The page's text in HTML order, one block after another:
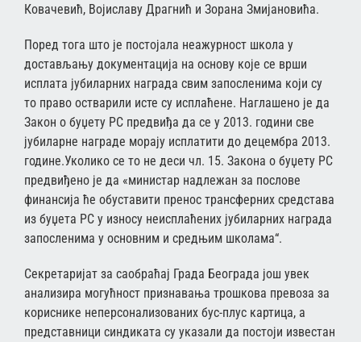
Ковачевић, Војиславу Драгнић и Зорана Змијановића.
Поред тога што је постојала неажурност школа у
достављању документација на основу које се врши
исплата јубиларних награда свим запосленима који су
то право остварили исте су исплаћене. Наглашено је да
Закон о буџету РС предвиђа да се у 2013. години све
јубиларне награде морају исплатити до децембра 2013.
године.Уколико се то не деси чл. 15. Закона о буџету РС
предвиђено је да «министар надлежан за послове
финансија ће обуставити пренос трансферних средстава
из буџета РС у износу неисплаћених јубиларних награда
запосленима у основним и средњим школама“.
Секретаријат за саобраћај Града Београда још увек
анализира могућност признавања трошкова превоза за
кориснике неперсонализованих бус-плус картица, а
представници синдиката су указали да постоји известан